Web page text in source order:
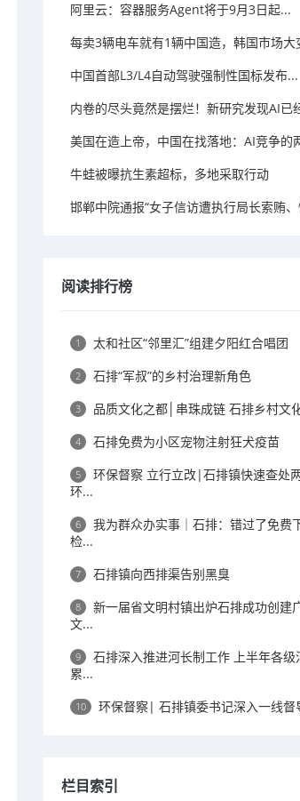
阿里云：容器服务Agent将于9月3日起...
每卖3辆电车就有1辆中国造，韩国市场大
中国首部L3/L4自动驾驶强制性国标发布...
内卷的尽头竟然是摆烂！新研究发现AI已
美国在造上帝，中国在找落地：AI竞争的
牛蛙被曝抗生素超标，多地采取行动
邯郸中院通报“女子信访遭执行局长索贿
阅读排行榜
1 太和社区“邻里汇”组建夕阳红合唱团
2 石排“军叔”的乡村治理新角色
3 品质文化之都│​串珠成链 石排乡村文
4 石排免费为小区宠物注射狂犬疫苗
5
环保督察 立行立改|石排镇快速查处
环...
6
我为群众办实事｜石排：错过了免费
检...
7 石排镇向西排渠告别黑臭
8
新一届省文明村镇出炉石排成功创建
文...
9
石排深入推进河长制工作 上半年各级
累...
10 环保督察| 石排镇委书记深入一线督
栏目索引